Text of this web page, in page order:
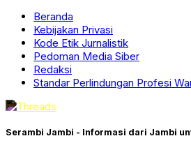
Beranda
Kebijakan Privasi
Kode Etik Jurnalistik
Pedoman Media Siber
Redaksi
Standar Perlindungan Profesi
Serambi Jambi - Informasi dari Jambi